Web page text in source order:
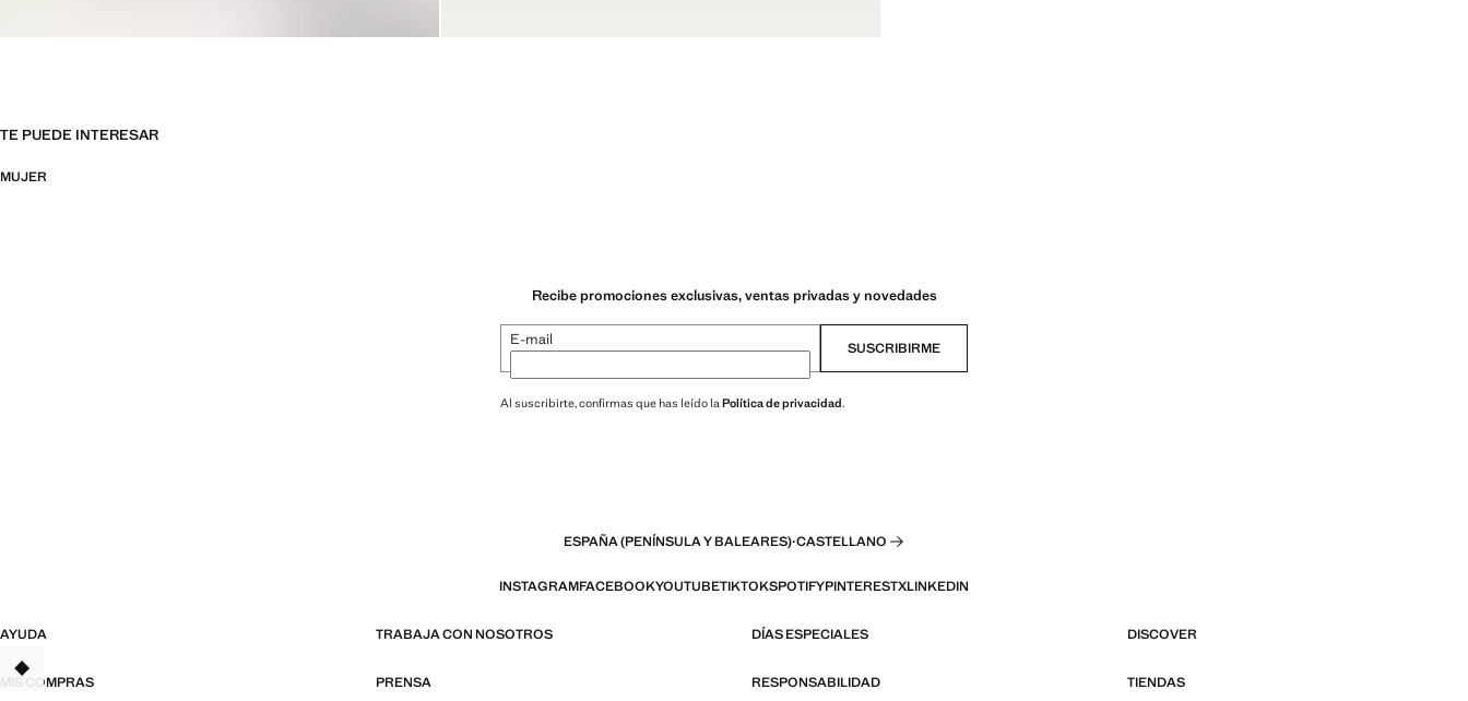
TE PUEDE INTERESAR
MUJER
Recibe promociones exclusivas, ventas privadas y novedades
E-mail SUSCRIBIRME
Al suscribirte, confirmas que has leído laPolítica de privacidad.
ESPAÑA (PENÍNSULA Y BALEARES)·CASTELLANO
INSTAGRAMFACEBOOKYOUTUBETIKTOKSPOTIFYPINTERESTXLINKEDIN
AYUDA TRABAJA CON NOSOTROS DÍAS ESPECIALES DISCOVER
MIS COMPRAS PRENSA RESPONSABILIDAD TIENDAS